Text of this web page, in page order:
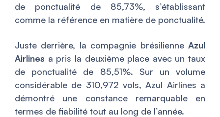
de ponctualité de 85,73%, s’établissant
comme la référence en matière de ponctualité.
Juste derrière, la compagnie brésilienneAzul
Airlines a pris la deuxième place avec un taux
de ponctualité de 85,51%. Sur un volume
considérable de 310,972 vols, Azul Airlines a
démontré une constance remarquable en
termes de fiabilité tout au long de l’année.